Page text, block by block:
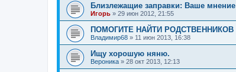
Близлежащие заправки: Ваше мнение
Игорь » 29 июн 2012, 21:55
ПОМОГИТЕ НАЙТИ РОДСТВЕННИКОВ
Владимир68 » 11 июн 2013, 16:38
Ищу хорошую няню.
Вероника » 28 окт 2013, 12:13